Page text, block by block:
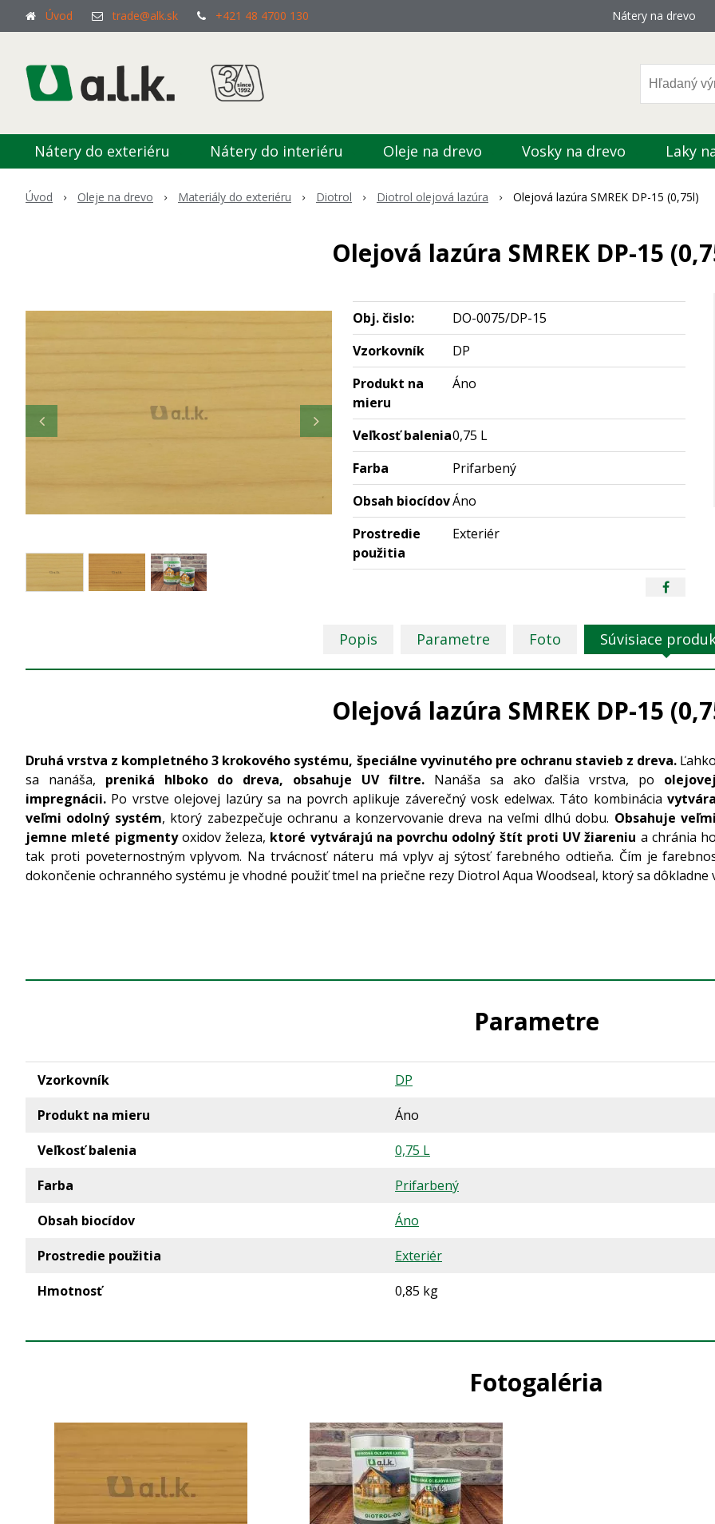
Úvod trade@alk.sk +421 48 4700 130 Nátery na drevo
Nátery do exteriéru Nátery do interiéru Oleje na drevo Vosky na drevo Laky
Úvod Oleje na drevo Materiály do exteriéru Diotrol Diotrol olejová lazúra Olejová lazúra SMREK DP-15 (0,75l)
Olejová lazúra SMREK DP-15
Obj. čislo:
DO-0075/DP-15
Vzorkovník
DP
Produkt na
mieru
Áno
Veľkosť balenia0,75 L
Farba
Prifarbený
Obsah biocídovÁno
Prostredie
použitia
Exteriér
Popis Parametre Foto Súvisiace
Olejová lazúra SMREK DP-15
Druhá vrstva z kompletného 3 krokového systému, špeciálne vyvinutého pre ochranu stavieb z dreva.Ľahko
sa nanáša, preniká hlboko do dreva, obsahuje UV filtre. Nanáša sa ako ďalšia vrstva, po olejovej
impregnácii. Po vrstve olejovej lazúry sa na povrch aplikuje záverečný vosk edelwax. Táto kombináciavytvára
veľmi odolný systém, ktorý zabezpečuje ochranu a konzervovanie dreva na veľmi dlhú dobu. Obsahuje veľmi
jemne mleté pigmentyoxidov železa, ktoré vytvárajú na povrchu odolný štít proti UV žiareniu a chránia ho
tak proti poveternostným vplyvom. Na trvácnosť náteru má vplyv aj sýtosť farebného odtieňa. Čím je
dokončenie ochranného systému je vhodné použiť tmel na priečne rezy Diotrol Aqua Woodseal, ktorý sa
Parametre
Vzorkovník
DP
Produkt na mieru
Áno
Veľkosť balenia
0,75 L
Farba
Prifarbený
Obsah biocídov
Áno
Prostredie použitia
Exteriér
Hmotnosť
0,85 kg
Fotogaléria